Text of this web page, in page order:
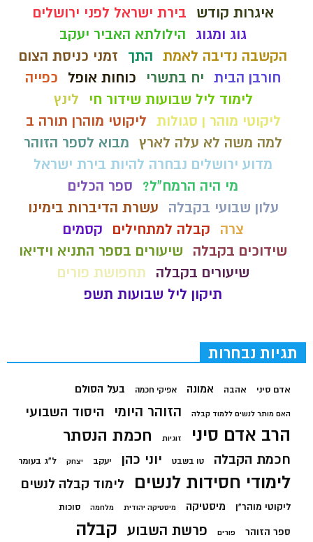
איגרות קודש
בירת ישראל לפני ירושלים
גוג ומגוג
הילולתא האביר יעקב
הקשבה נדיבה לאמת התך
זמני כניסת הצום
חורבן הבית יח בתשרי כוחות אופל
כפייה
לימוד ליל שבועות שידור חי
לינץ
ליקוטי מוהר ן סגולות ליקוטי מוהרן תורה ב
למה משה לא עלה לארץ מבוא לספר הזוהר
מדוע ירושלים נבחרה להיות בירת ישראל
מי היה הרמח"ל?
ספר הכלים
עלון שבועי בקבלה
עשרת הדיברות בימינו
צרה
קבלה למתחילים
קסמים
שידוכים בקבלה
שיעורים בספר התניא וידיאו
שיעורים בקבלה
תחפושת פורים
תיקון ליל שבועות תשפ
תגיות נבחרות
אדם סיני אהבה אמונה אפיקי חכמה בעל הסולם
האם מותר לנשים ללמוד קבלה הזוהר היומי היסוד השבועי
הרב אדם סיני זוגיות חכמת הנסתר
חכמת הקבלה טו בשבט יוני כהן יעקב יצחק ל"ג בעומר
לימודי חסידות לנשים לימוד קבלה לנשים
ליקוטי מוהר"ן מיסטיקה מיסטיקה יהודית מלחמה סוכות
ספר הזוהר פורים פרשת השבוע קבלה